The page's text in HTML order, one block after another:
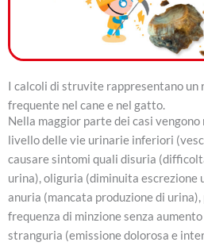
I calcoli di struvite rappresentano
frequente nel cane e nel gatto.
Nella maggior parte dei casi
livello delle vie urinarie inferiori
causare sintomi quali disuria
urina), oliguria (diminuita
anuria (mancata produzione di
frequenza di minzione senza
stranguria (emissione dolorosa e